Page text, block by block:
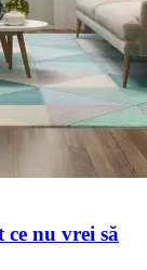
nu vrei să